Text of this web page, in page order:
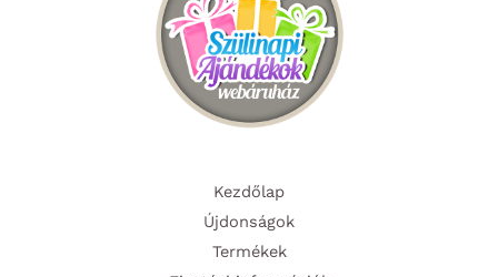
Kezdőlap
Újdonságok
Termékek